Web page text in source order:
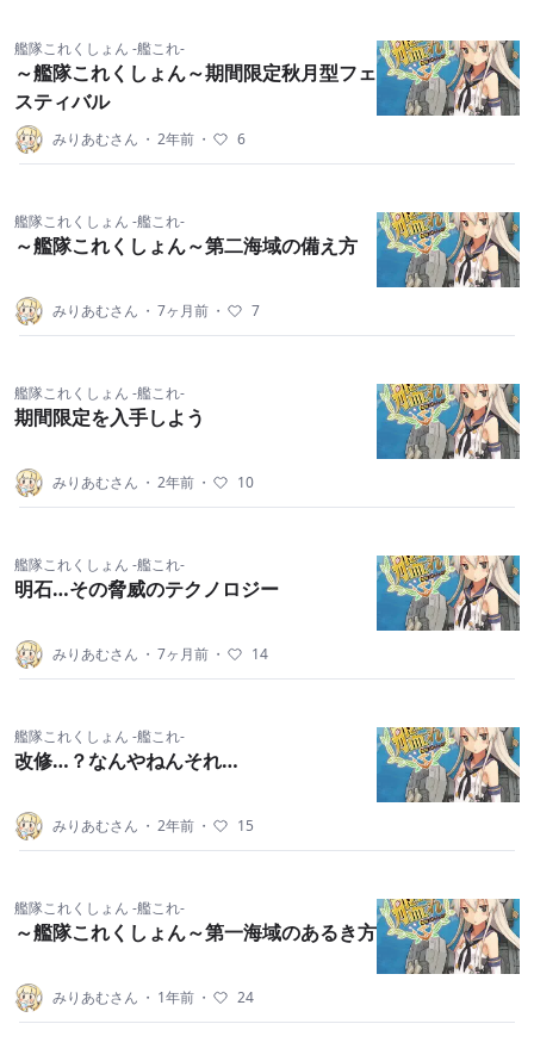
艦隊これくしょん -艦これ-
～艦隊これくしょん～期間限定秋月型フェ
スティバル
みりあむさん ・ 2年前 ・ 6
艦隊これくしょん -艦これ-
～艦隊これくしょん～第二海域の備え方
みりあむさん ・ 7ヶ月前 ・ 7
艦隊これくしょん -艦これ-
期間限定を入手しよう
みりあむさん ・ 2年前 ・ 10
艦隊これくしょん -艦これ-
明石…その脅威のテクノロジー
みりあむさん ・ 7ヶ月前 ・ 14
艦隊これくしょん -艦これ-
改修…？なんやねんそれ…
みりあむさん ・ 2年前 ・ 15
艦隊これくしょん -艦これ-
～艦隊これくしょん～第一海域のあるき方
みりあむさん ・ 1年前 ・ 24